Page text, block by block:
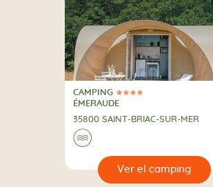
4 Estrellas
CAMPING
CAMPING
ÉMERAUDE
35800 SAINT-BRIAC-SUR-MER
🌊